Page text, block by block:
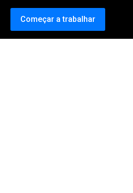
Começar a trabalhar